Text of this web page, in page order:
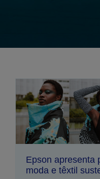
Epson apresenta
moda e têxtil